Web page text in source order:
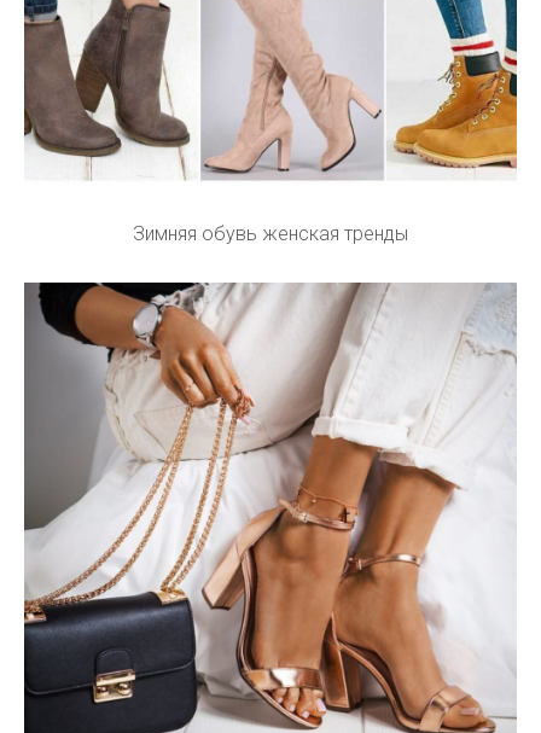
Зимняя обувь женская тренды